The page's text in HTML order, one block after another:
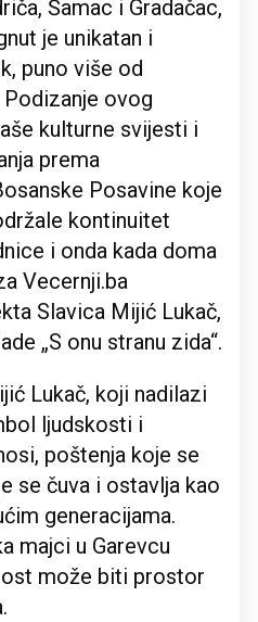
Šamac i Gradačac,
je unikatan i
puno više od
ovog
kulturne svijesti i
prema
Posavine koje
kontinuitet
i onda kada doma
Vecernji.ba
Slavica Mijić Lukač,
„S onu stranu zida“.
Lukač, koji nadilazi
ljudskosti i
poštenja koje se
se čuva i ostavlja kao
generacijama.
majci u Garevcu
može biti prostor